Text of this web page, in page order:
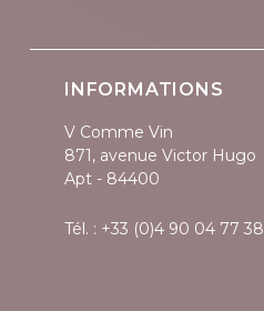
INFORMATIONS
V Comme Vin
871, avenue Victor Hugo
Apt - 84400
Tél. : +33 (0)4 90 04 77 38